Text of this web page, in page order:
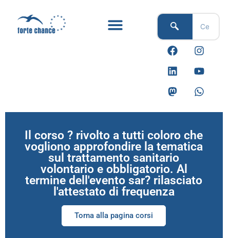
contenuto
F
a
c
e
b
o
I
n
s
t
a
g
L
i
n
k
e
d
Y
o
u
t
u
b
M
a
s
t
o
d
W
h
a
t
s
a
Il corso ? rivolto a tutti coloro che
vogliono approfondire la tematica
sul trattamento sanitario
volontario e obbligatorio. Al
termine dell'evento sar? rilasciato
l'attestato di frequenza
Torna alla pagina corsi